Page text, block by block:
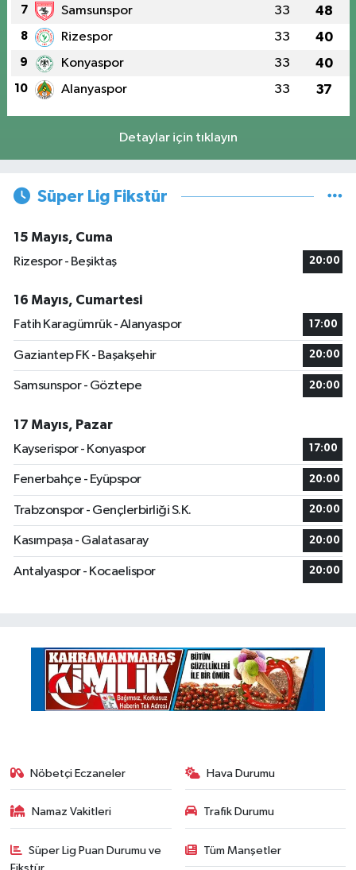
7 Samsunspor 33 48
8 Rizespor 33 40
9 Konyaspor 33 40
10 Alanyaspor 33 37
Detaylar için tıklayın
Süper Lig Fikstür
15 Mayıs, Cuma
Rizespor - Beşiktaş
20:00
16 Mayıs, Cumartesi
Fatih Karagümrük - Alanyaspor
17:00
Gaziantep FK - Başakşehir 20:00
Samsunspor - Göztepe 20:00
17 Mayıs, Pazar
Kayserispor - Konyaspor
17:00
Fenerbahçe - Eyüpspor 20:00
Trabzonspor - Gençlerbirliği S.K. 20:00
Kasımpaşa - Galatasaray 20:00
Antalyaspor - Kocaelispor 20:00
Nöbetçi Eczaneler Hava Durumu
Namaz Vakitleri Trafik Durumu
Süper Lig Puan Durumu ve
Fikstür
Tüm Manşetler